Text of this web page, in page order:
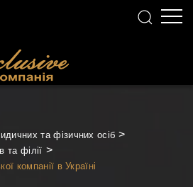
та фізичних осіб
та філії
компанії в Україні